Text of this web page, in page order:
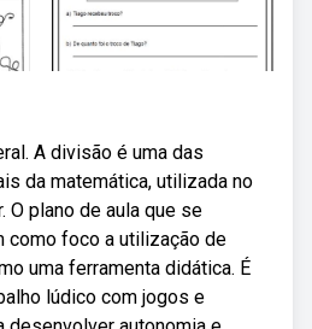
A divisão é uma das
da matemática, utilizada no
O plano de aula que se
como foco a utilização de
uma ferramenta didática. É
lúdico com jogos e